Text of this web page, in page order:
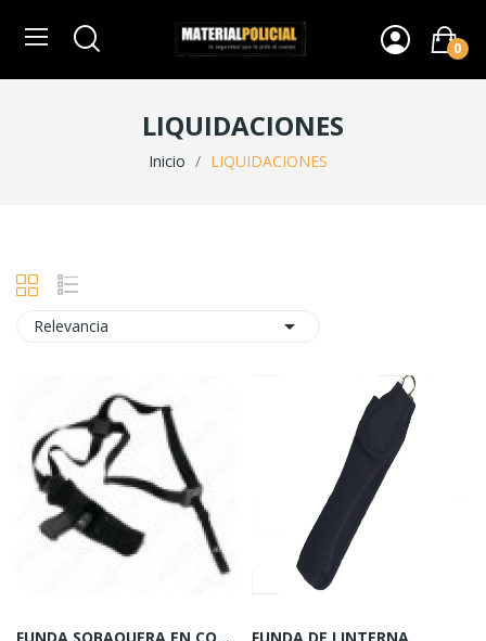
0
LIQUIDACIONES
Inicio LIQUIDACIONES
Relevancia 
FUNDA SOBAQUERA EN CORDURA FUNDA DE LINTERNA